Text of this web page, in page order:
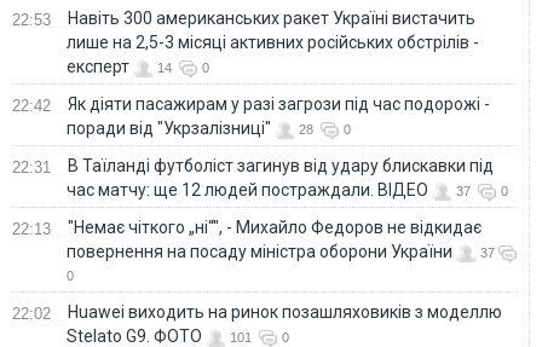
22:53
Навіть 300 американських ракет Україні вистачить
лише на 2,5-3 місяці активних російських обстрілів -
експерт
14 0
22:42
Як діяти пасажирам у разі загрози під час подорожі -
поради від "Укрзалізниці"
28 0
22:31
В Таїланді футболіст загинув від удару блискавки під
час матчу: ще 12 людей постраждали. ВІДЕО
37 0
22:13
"Немає чіткого „ні“", - Михайло Федоров не відкидає
повернення на посаду міністра оборони України
37
0
22:02
Huawei виходить на ринок позашляховиків з моделлю
Stelato G9. ФОТО
101 0